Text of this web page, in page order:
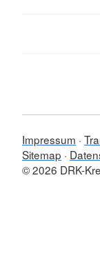
Impressum
Sitemap
© 2026 DRK-